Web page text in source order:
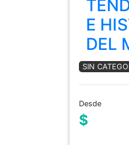
E
DEL
SIN
Desde
$